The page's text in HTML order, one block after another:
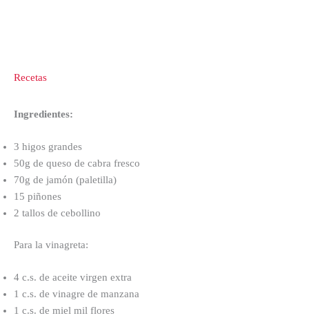
Recetas
Ingredientes:
3 higos grandes
50g de queso de cabra fresco
70g de jamón (paletilla)
15 piñones
2 tallos de cebollino
Para la vinagreta:
4 c.s. de aceite virgen extra
1 c.s. de vinagre de manzana
1 c.s. de miel mil flores